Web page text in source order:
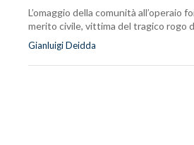
L’omaggio della comunità all’operaio
merito civile, vittima del tragico rogo
Gianluigi Deidda